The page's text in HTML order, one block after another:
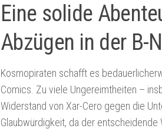
Eine solide
Abzügen in der B-
Kosmopiraten schafft es
Comics. Zu viele Ungereimtheiten –
Widerstand von Xar-Cero gegen die
Glaubwürdigkeit, da der